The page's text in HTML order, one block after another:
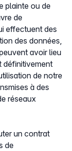
plainte ou de
de
effectuent des
des données,
avoir lieu
définitivement
de notre
à des
réseaux
un contrat
de